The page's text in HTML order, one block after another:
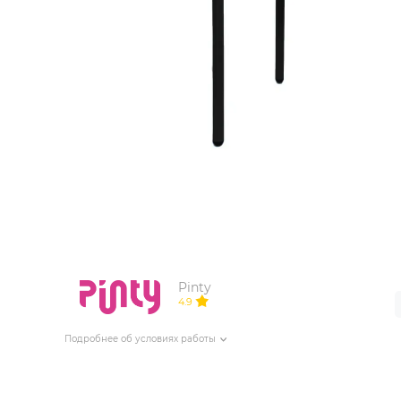
Pinty
4.9
Подробнее об условиях работы